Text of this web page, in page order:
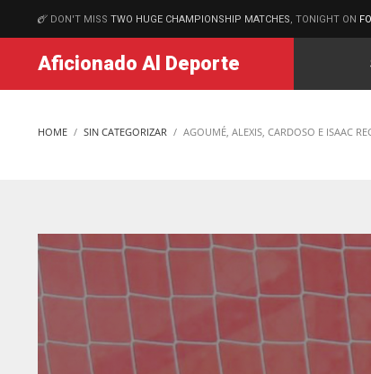
MATCHES
DON'T MISS TWO HUGE CHAMPIONSHIP MATCHES , TONIGHT ON
Aficionado Al Deporte
HOME SIN CATEGORIZAR AGOUMÉ, ALEXIS, CARDOSO E ISAAC